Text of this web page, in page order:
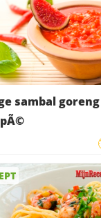
sambal goreng